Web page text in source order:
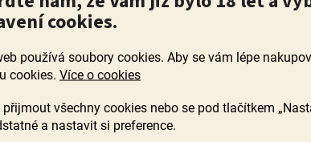
cookies.
používá soubory cookies. Aby se vám lépe
cookies. Více o cookies
přijmout všechny cookies nebo se pod tlačítkem
a nastavit si preference.
BIO Monastrell 2023 Old Hands, La Purisima